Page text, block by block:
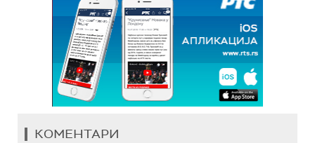
КОМЕНТАРИ